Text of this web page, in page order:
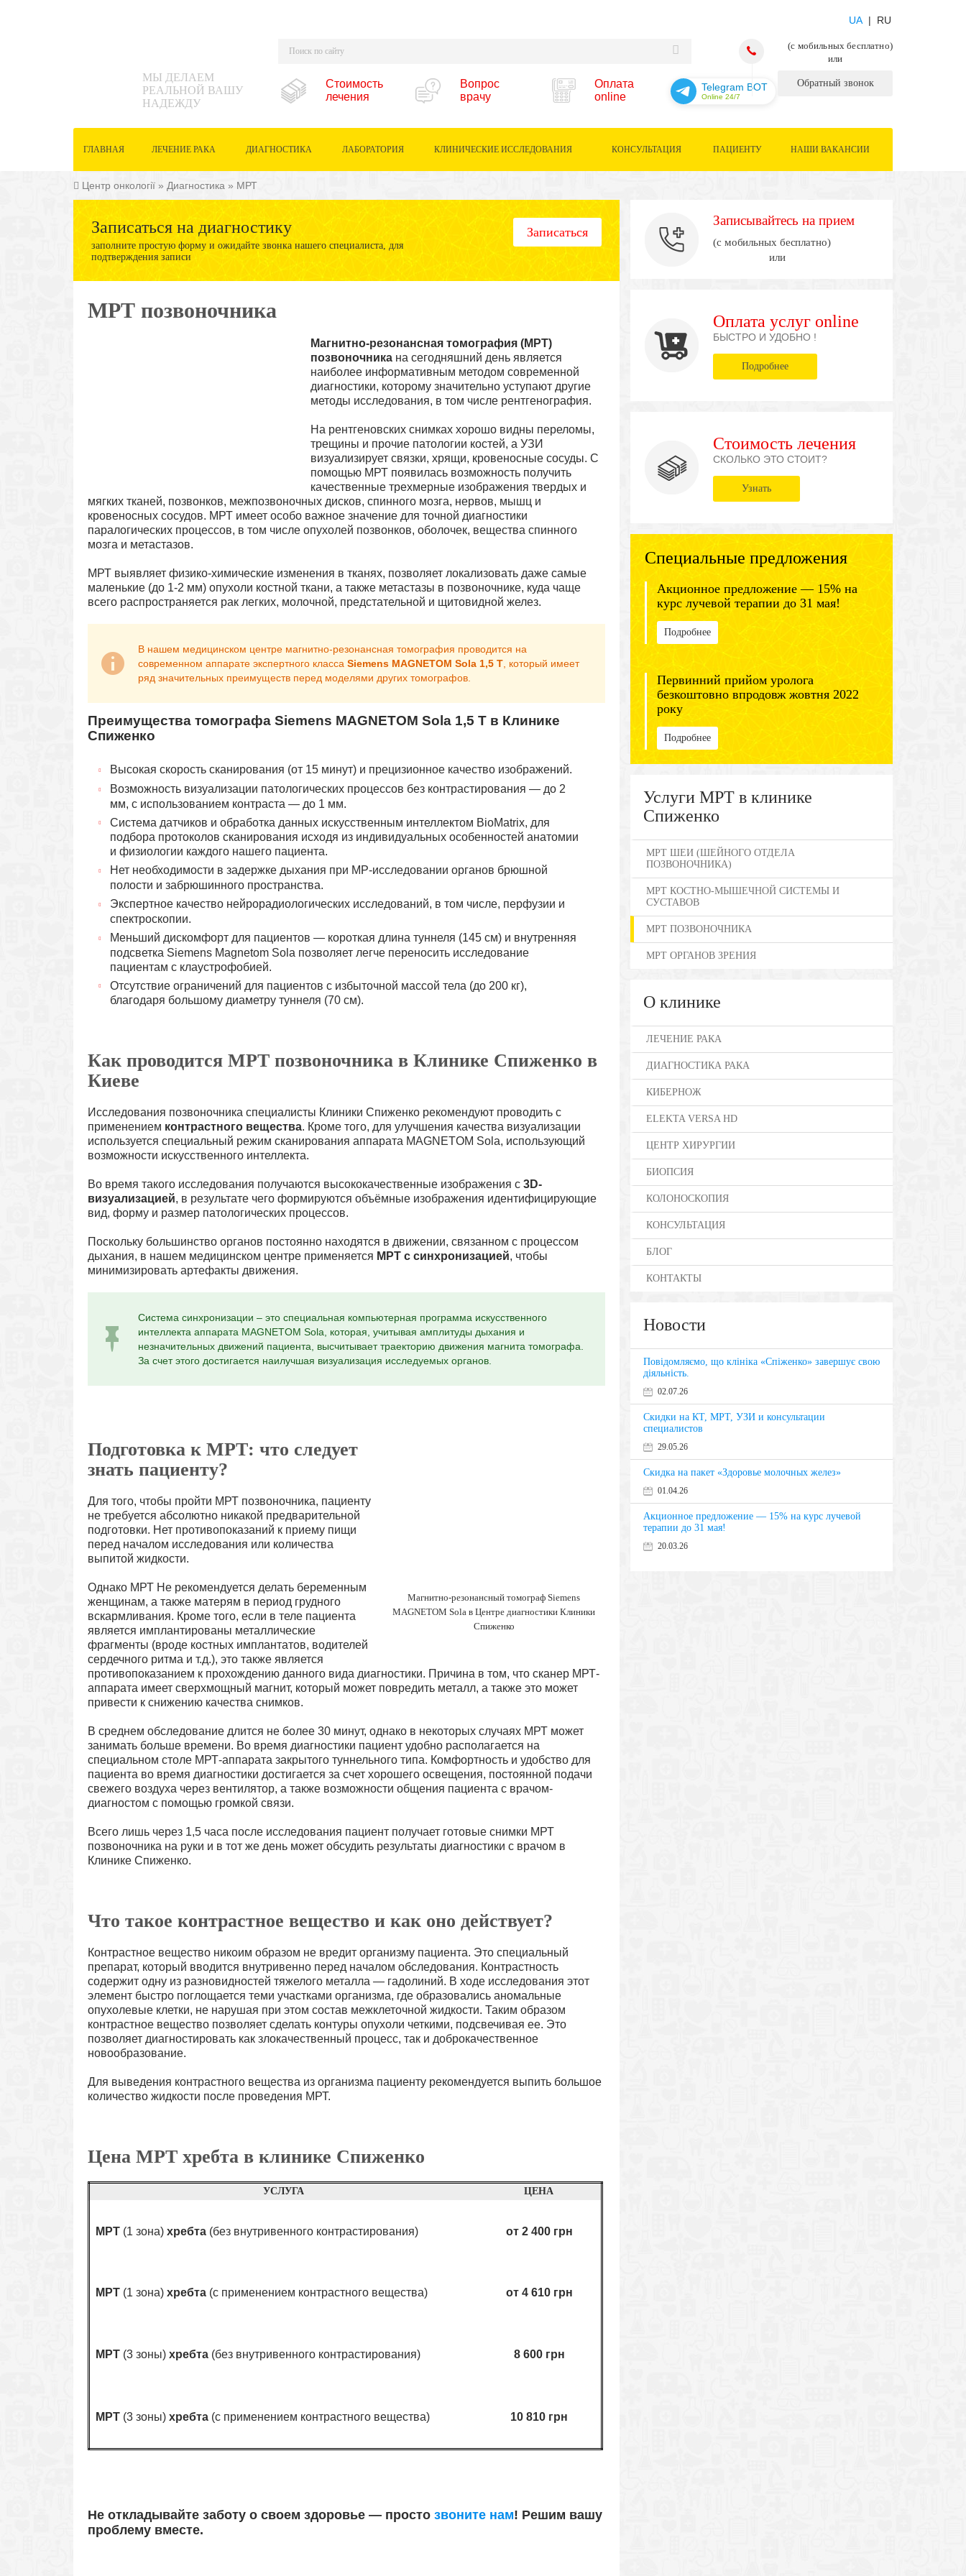
(с мобильных бесплатно)
или
Обратный звонок
UA | RU
МЫ ДЕЛАЕМ
РЕАЛЬНОЙ ВАШУ
НАДЕЖДУ
Стоимость
лечения
Вопрос
врачу
Оплата
online
Telegram BOT
Online 24/7
ГЛАВНАЯ ЛЕЧЕНИЕ РАКА ДИАГНОСТИКА ЛАБОРАТОРИЯ КЛИНИЧЕСКИЕ ИССЛЕДОВАНИЯ КОНСУЛЬТАЦИЯ ПАЦИЕНТУ НАШИ ВАКАНСИИ
Центр онкології » Диагностика » МРТ
Записаться на диагностику
заполните простую форму и ожидайте звонка нашего специалиста, для
подтверждения записи
Записаться
МРТ позвоночника
Магнитно-резонансная томография (МРТ)
позвоночника на сегодняшний день является
наиболее информативным методом современной
диагностики, которому значительно уступают другие
методы исследования, в том числе рентгенография.
На рентгеновских снимках хорошо видны переломы,
трещины и прочие патологии костей, а УЗИ
визуализирует связки, хрящи, кровеносные сосуды. С
помощью МРТ появилась возможность получить
качественные трехмерные изображения твердых и
мягких тканей, позвонков, межпозвоночных дисков, спинного мозга, нервов, мышц и
кровеносных сосудов. МРТ имеет особо важное значение для точной диагностики
паралогических процессов, в том числе опухолей позвонков, оболочек, вещества спинного
мозга и метастазов.
МРТ выявляет физико-химические изменения в тканях, позволяет локализовать даже самые
маленькие (до 1-2 мм) опухоли костной ткани, а также метастазы в позвоночнике, куда чаще
всего распространяется рак легких, молочной, предстательной и щитовидной желез.
В нашем медицинском центре магнитно-резонансная томография проводится на
современном аппарате экспертного класса Siemens MAGNETOM Sola 1,5 T , который имеет
ряд значительных преимуществ перед моделями других томографов.
Преимущества томографа Siemens MAGNETOM Sola 1,5 T в Клинике
Спиженко
Высокая скорость сканирования (от 15 минут) и прецизионное качество изображений.
Возможность визуализации патологических процессов без контрастирования — до 2
мм, с использованием контраста — до 1 мм.
Система датчиков и обработка данных искусственным интеллектом BioMatrix, для
подбора протоколов сканирования исходя из индивидуальных особенностей анатомии
и физиологии каждого нашего пациента.
Нет необходимости в задержке дыхания при МР-исследовании органов брюшной
полости и забрюшинного пространства.
Экспертное качество нейрорадиологических исследований, в том числе, перфузии и
спектроскопии.
Меньший дискомфорт для пациентов — короткая длина туннеля (145 см) и внутренняя
подсветка Siemens Magnetom Sola позволяет легче переносить исследование
пациентам с клаустрофобией.
Отсутствие ограничений для пациентов с избыточной массой тела (до 200 кг),
благодаря большому диаметру туннеля (70 см).
Как проводится МРТ позвоночника в Клинике Спиженко в
Киеве
Исследования позвоночника специалисты Клиники Спиженко рекомендуют проводить с
применением контрастного вещества. Кроме того, для улучшения качества визуализации
используется специальный режим сканирования аппарата MAGNETOM Sola, использующий
возможности искусственного интеллекта.
Во время такого исследования получаются высококачественные изображения с 3D-
визуализацией, в результате чего формируются объёмные изображения идентифицирующие
вид, форму и размер патологических процессов.
Поскольку большинство органов постоянно находятся в движении, связанном с процессом
дыхания, в нашем медицинском центре применяется МРТ с синхронизацией, чтобы
минимизировать артефакты движения.
Система синхронизации – это специальная компьютерная программа искусственного
интеллекта аппарата MAGNETOM Sola, которая, учитывая амплитуды дыхания и
незначительных движений пациента, высчитывает траекторию движения магнита томографа.
За счет этого достигается наилучшая визуализация исследуемых органов.
Магнитно-резонансный томограф Siemens
MAGNETOM Sola в Центре диагностики Клиники
Спиженко
Подготовка к МРТ: что следует
знать пациенту?
Для того, чтобы пройти МРТ позвоночника, пациенту
не требуется абсолютно никакой предварительной
подготовки. Нет противопоказаний к приему пищи
перед началом исследования или количества
выпитой жидкости.
Однако МРТ Не рекомендуется делать беременным
женщинам, а также матерям в период грудного
вскармливания. Кроме того, если в теле пациента
является имплантированы металлические
фрагменты (вроде костных имплантатов, водителей
сердечного ритма и т.д.), это также является
противопоказанием к прохождению данного вида диагностики. Причина в том, что сканер МРТ-
аппарата имеет сверхмощный магнит, который может повредить металл, а также это может
привести к снижению качества снимков.
В среднем обследование длится не более 30 минут, однако в некоторых случаях МРТ может
занимать больше времени. Во время диагностики пациент удобно располагается на
специальном столе МРТ-аппарата закрытого туннельного типа. Комфортность и удобство для
пациента во время диагностики достигается за счет хорошего освещения, постоянной подачи
свежего воздуха через вентилятор, а также возможности общения пациента с врачом-
диагностом с помощью громкой связи.
Всего лишь через 1,5 часа после исследования пациент получает готовые снимки МРТ
позвоночника на руки и в тот же день может обсудить результаты диагностики с врачом в
Клинике Спиженко.
Что такое контрастное вещество и как оно действует?
Контрастное вещество никоим образом не вредит организму пациента. Это специальный
препарат, который вводится внутривенно перед началом обследования. Контрастность
содержит одну из разновидностей тяжелого металла — гадолиний. В ходе исследования этот
элемент быстро поглощается теми участками организма, где образовались аномальные
опухолевые клетки, не нарушая при этом состав межклеточной жидкости. Таким образом
контрастное вещество позволяет сделать контуры опухоли четкими, подсвечивая ее. Это
позволяет диагностировать как злокачественный процесс, так и доброкачественное
новообразование.
Для выведения контрастного вещества из организма пациенту рекомендуется выпить большое
количество жидкости после проведения МРТ.
Цена МРТ хребта в клинике Спиженко
УСЛУГА ЦЕНА
МРТ (1 зона) хребта (без внутривенного контрастирования) от 2 400 грн
МРТ (1 зона) хребта (с применением контрастного вещества) от 4 610 грн
МРТ (3 зоны) хребта (без внутривенного контрастирования) 8 600 грн
МРТ (3 зоны) хребта (с применением контрастного вещества) 10 810 грн
Не откладывайте заботу о своем здоровье — просто звоните нам! Решим вашу
проблему вместе.
Записывайтесь на прием
(с мобильных бесплатно)
или
Оплата услуг online
БЫСТРО И УДОБНО !
Подробнее
Стоимость лечения
СКОЛЬКО ЭТО СТОИТ?
Узнать
Специальные предложения
Акционное предложение — 15% на
курс лучевой терапии до 31 мая!
Подробнее
Первинний прийом уролога
безкоштовно впродовж жовтня 2022
року
Подробнее
Услуги МРТ в клинике
Спиженко
МРТ ШЕИ (ШЕЙНОГО ОТДЕЛА
ПОЗВОНОЧНИКА)
МРТ КОСТНО-МЫШЕЧНОЙ СИСТЕМЫ И
СУСТАВОВ
МРТ ПОЗВОНОЧНИКА
МРТ ОРГАНОВ ЗРЕНИЯ
О клинике
ЛЕЧЕНИЕ РАКА
ДИАГНОСТИКА РАКА
КИБЕРНОЖ
ELEKTA VERSA HD
ЦЕНТР ХИРУРГИИ
БИОПСИЯ
КОЛОНОСКОПИЯ
КОНСУЛЬТАЦИЯ
БЛОГ
КОНТАКТЫ
Новости
Повідомляємо, що клініка «Спіженко» завершує свою
діяльність.
02.07.26
Скидки на КТ, МРТ, УЗИ и консультации
специалистов
29.05.26
Скидка на пакет «Здоровье молочных желез»
01.04.26
Акционное предложение — 15% на курс лучевой
терапии до 31 мая!
20.03.26